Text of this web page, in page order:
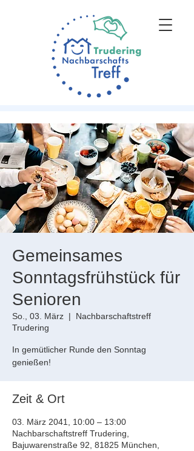
Gemeinsames
Sonntagsfrühstück für
Senioren
So., 03. März
  |
Nachbarschaftstreff
Trudering
In gemütlicher Runde den Sonntag
genießen!
Zeit & Ort
03. März 2041, 10:00 – 13:00
Nachbarschaftstreff Trudering,
Bajuwarenstraße 92, 81825 München,